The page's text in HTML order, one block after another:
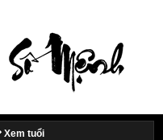
Xem tuổi